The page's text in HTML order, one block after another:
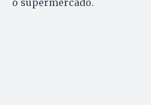
o supermercado.